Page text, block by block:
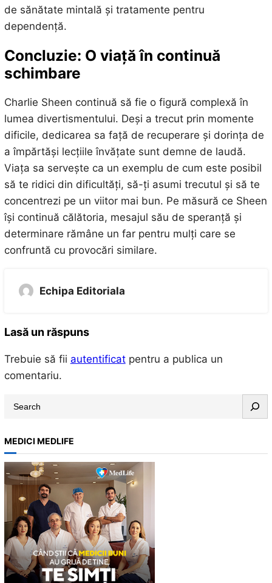
de sănătate mintală și tratamente pentru
dependență.
Concluzie: O viață în continuă
schimbare
Charlie Sheen continuă să fie o figură complexă în
lumea divertismentului. Deși a trecut prin momente
dificile, dedicarea sa față de recuperare și dorința de
a împărtăși lecțiile învățate sunt demne de laudă.
Viața sa servește ca un exemplu de cum este posibil
să te ridici din dificultăți, să-ți asumi trecutul și să te
concentrezi pe un viitor mai bun. Pe măsură ce Sheen
își continuă călătoria, mesajul său de speranță și
determinare rămâne un far pentru mulți care se
confruntă cu provocări similare.
Echipa Editoriala
Lasă un răspuns
Trebuie să fii autentificatpentru a publica un
comentariu.
a
r
c
h
MEDICI MEDLIFE